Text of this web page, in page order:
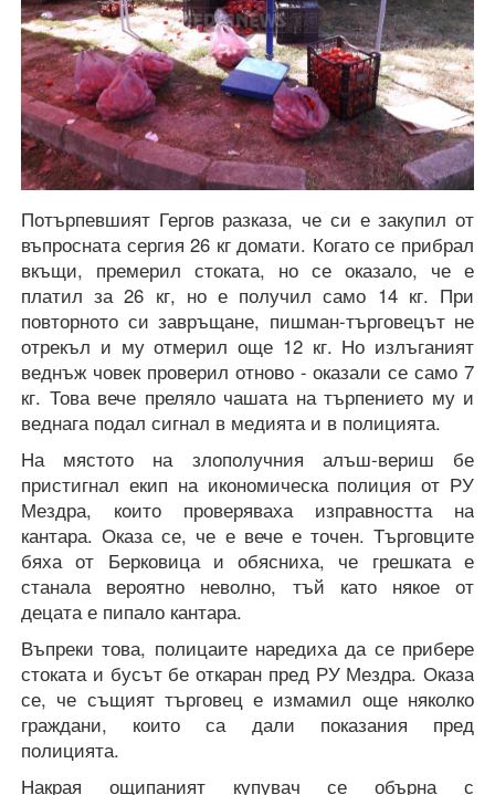
Потърпевшият Гергов разказа, че си е закупил от
въпросната сергия 26 кг домати. Когато се прибрал
вкъщи, премерил стоката, но се оказало, че е
платил за 26 кг, но е получил само 14 кг. При
повторното си завръщане, пишман-търговецът не
отрекъл и му отмерил още 12 кг. Но излъганият
веднъж човек проверил отново - оказали се само 7
кг. Това вече преляло чашата на търпението му и
веднага подал сигнал в медията и в полицията.
На мястото на злополучния алъш-вериш бе
пристигнал екип на икономическа полиция от РУ
Мездра, които проверяваха изправността на
кантара. Оказа се, че е вече е точен. Търговците
бяха от Берковица и обясниха, че грешката е
станала вероятно неволно, тъй като някое от
децата е пипало кантара.
Въпреки това, полицаите наредиха да се прибере
стоката и бусът бе откаран пред РУ Мездра. Оказа
се, че същият търговец е измамил още няколко
граждани, които са дали показания пред
полицията.
Накрая ощипаният купувач се обърна с